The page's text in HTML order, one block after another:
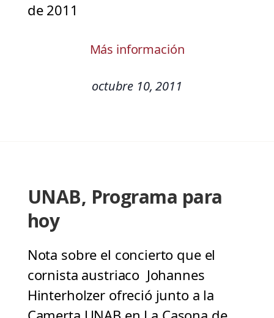
de 2011
Más información
octubre 10, 2011
UNAB, Programa para
hoy
Nota sobre el concierto que el
cornista austriaco Johannes
Hinterholzer ofreció junto a la